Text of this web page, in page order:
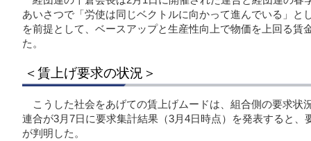
あいさつで「労使は同じベクトルに向かって進んでいる」と
を前提として、ベースアップと生産性向上で物価を上回る賃
た。
＜賃上げ要求の状況＞
こうした社会をあげての賃上げムードは、組合側の要求状
連合が3月7日に要求集計結果（3月4日時点）を発表すると
が判明した。